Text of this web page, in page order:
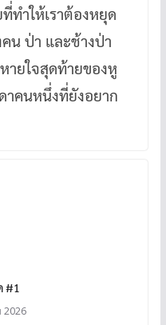
ทำให้เราต้องหยุด
น ป่า และช้างป่า
ยใจสุดท้ายของหู
าคนหนึ่งที่ยังอยาก
#1
2026